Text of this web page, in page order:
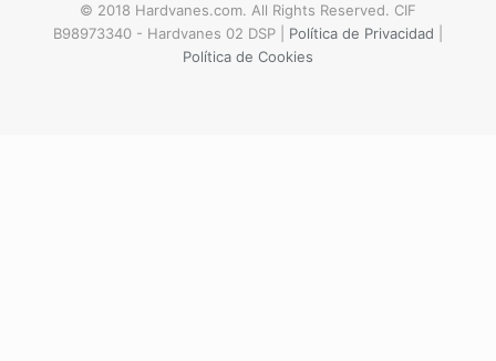
© 2018 Hardvanes.com. All Rights Reserved. CIF
B98973340 - Hardvanes 02 DSP | Política de Privacidad
Política de Cookies